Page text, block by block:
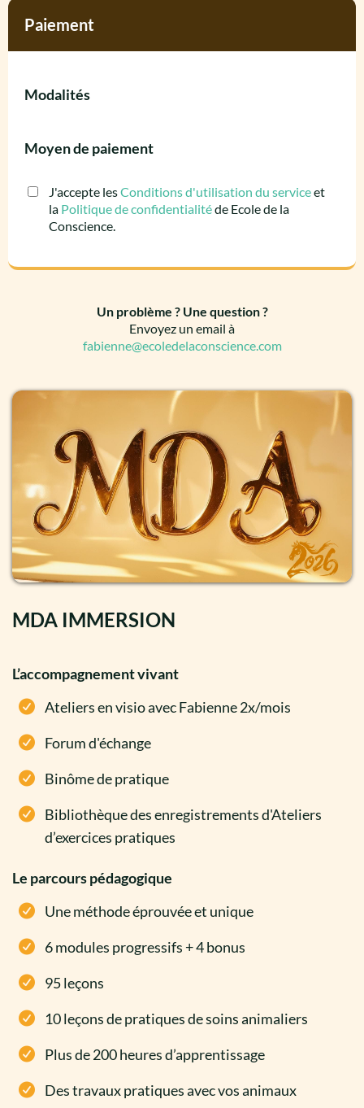
Paiement
Modalités
Moyen de paiement
J'accepte lesConditions d'utilisation du serviceet
la Politique de confidentialitéde Ecole de la
Conscience.
Un problème ? Une question ?
Envoyez un email à
fabienne@ecoledelaconscience.com
MDA IMMERSION
L’accompagnement vivant​
Ateliers en visio avec Fabienne​ 2x/mois
Forum d'échange​
Binôme de pratique
Bibliothèque des enregistrements d'Ateliers
d’exercices pratiques​​
Le parcours pédagogique
Une méthode éprouvée et unique​
6 modules progressifs + 4 bonus​
95 leçons
10 leçons de pratiques de soins animaliers​
Plus de 200 heures d’apprentissage
Des travaux pratiques avec vos animaux